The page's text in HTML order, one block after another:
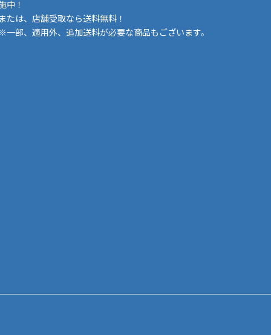
中！
または、店舗受取なら送料無料！
※一部、適用外、追加送料が必要な商品もございます。